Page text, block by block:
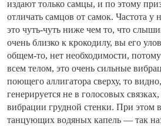
издают только самцы, и по этому
отличать самцов от самок. Частота
это чуть-чуть ниже чем то, что
очень близко к крокодилу, вы его
общем-то, нет необходимости,
всем телом, это очень сильные
поющего аллигатора сверху, то
генерируется не в голосовых
вибрации грудной стенки. При этом
танцующих водяных капель — так